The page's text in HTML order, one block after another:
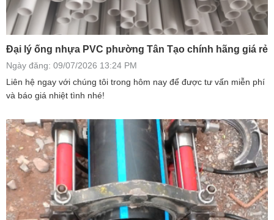
Đại lý ống nhựa PVC phường Tân Tạo chính hãng giá rẻ
Ngày đăng: 09/07/2026 13:24 PM
Liên hệ ngay với chúng tôi trong hôm nay để được tư vấn miễn phí
và báo giá nhiệt tình nhé!